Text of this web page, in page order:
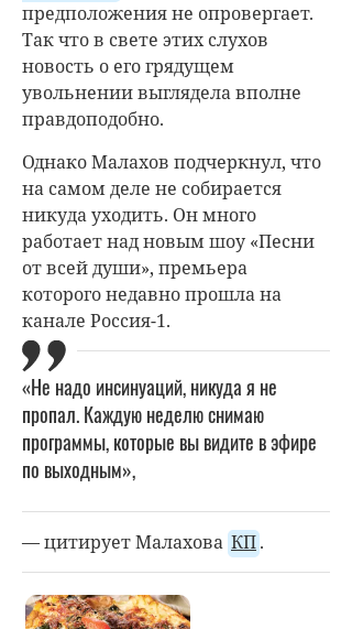
предположения не опровергает.
Так что в свете этих слухов
новость о его грядущем
увольнении выглядела вполне
правдоподобно.
Однако Малахов подчеркнул, что
на самом деле не собирается
никуда уходить. Он много
работает над новым шоу «Песни
от всей души», премьера
которого недавно прошла на
канале Россия-1.
«Не надо инсинуаций, никуда я не
пропал. Каждую неделю снимаю
программы, которые вы видите в эфире
по выходным»,
— цитирует Малахова КП.